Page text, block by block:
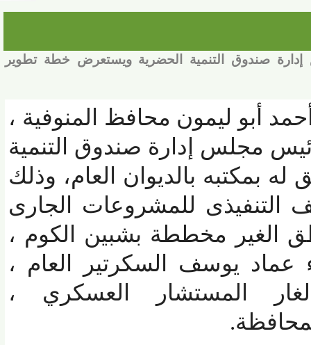
صندوق التنمية الحضرية ويستعرض خطة تطوير
أبو ليمون محافظ المنوفية ،
مجلس إدارة صندوق التنمية
بمكتبه بالديوان العام، وذلك
للمشروعات الجارى
الغير مخططة بشبين الكوم ،
يوسف السكرتير العام ،
المستشار العسكري ،